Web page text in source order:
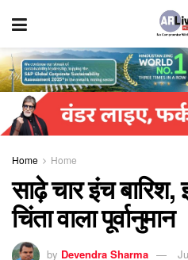
Home Home
साढ़े चार इंच
चिंता वाला पूर्वानुमान
by Devendra Sharma